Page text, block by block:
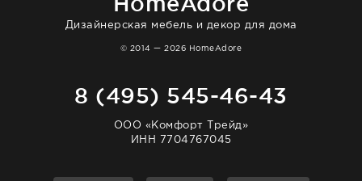
Дизайнерская мебель и декор для дома
© 2014 — 2026 HomeAdore
8 (495) 545-46-43
ООО «Комфорт Трейд»
ИНН 7704767045